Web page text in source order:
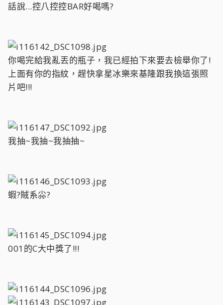
話說...控八控控BAR好喝嗎?
你喝完給我亂丟的瓶子，我已經拍下來要去檢舉你了!
上面有你的指紋，趕快拿星冰樂來基隆跟我換這張照
片吧!!!
我抽~我抽~我抽抽~
蝦?賊系尛?
001的C大中獎了!!!